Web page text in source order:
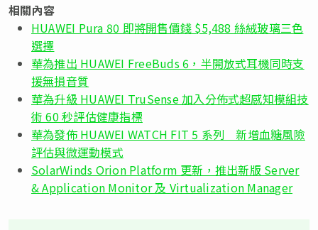
相關內容
HUAWEI Pura 80 即將開售價錢 $5,488 絲絨玻璃三色
選擇
華為推出 HUAWEI FreeBuds 6，半開放式耳機同時支
援無損音質
華為升級 HUAWEI TruSense 加入分佈式超感知模組技
術 60 秒評估健康指標
華為發佈 HUAWEI WATCH FIT 5 系列 新增血糖風險
評估與微運動模式
SolarWinds Orion Platform 更新，推出新版 Server
& Application Monitor 及 Virtualization Manager